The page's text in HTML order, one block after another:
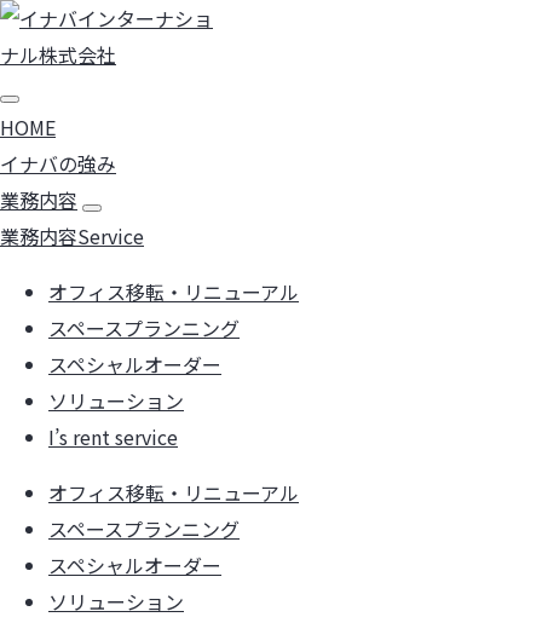
コ
ン
テ
ン
ツ
に
ス
HOME
イナバの強み
業務内容
業務内容Service
オフィス移転・リニューアル
スペースプランニング
スペシャルオーダー
ソリューション
I’s rent service
オフィス移転・リニューアル
スペースプランニング
スペシャルオーダー
ソリューション